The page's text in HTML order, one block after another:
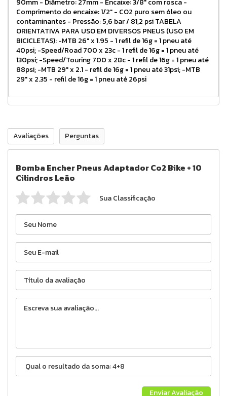
90mm - Diâmetro: 27mm - Encaixe: 3/8" com rosca -
Comprimento do encaixe: 1/2" - CO2 puro sem óleo ou
contaminantes - Pressão: 5,6 bar / 81,2 psi TABELA
ORIENTATIVA PARA USO EM DIVERSOS PNEUS (USO EM
BICICLETAS): -MTB 26" x 1.95 - 1 refil de 16g = 1 pneu até
40psi; -Speed/Road 700 x 23c - 1 refil de 16g = 1 pneu até
130psi; -Speed/Touring 700 x 28c - 1 refil de 16g = 1 pneu até
88psi; -MTB 29" x 2.1 - refil de 16g = 1 pneu até 31psi; -MTB
29" x 2.35 - refil de 16g = 1 pneu até 26psi
Avaliações Perguntas
Bomba Encher Pneus Adaptador Co2 Bike + 10
Cilindros Leão
Sua Classificação